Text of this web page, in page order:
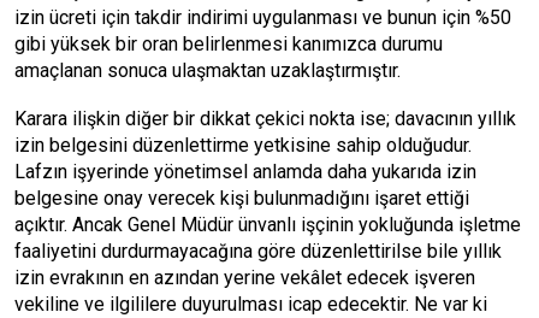
izin ücreti için takdir indirimi uygulanması ve bunun için %50
gibi yüksek bir oran belirlenmesi kanımızca durumu
amaçlanan sonuca ulaşmaktan uzaklaştırmıştır.
Karara ilişkin diğer bir dikkat çekici nokta ise; davacının yıllık
izin belgesini düzenlettirme yetkisine sahip olduğudur.
Lafzın işyerinde yönetimsel anlamda daha yukarıda izin
belgesine onay verecek kişi bulunmadığını işaret ettiği
açıktır. Ancak Genel Müdür ünvanlı işçinin yokluğunda işletme
faaliyetini durdurmayacağına göre düzenlettirilse bile yıllık
izin evrakının en azından yerine vekâlet edecek işveren
vekiline ve ilgililere duyurulması icap edecektir. Ne var ki